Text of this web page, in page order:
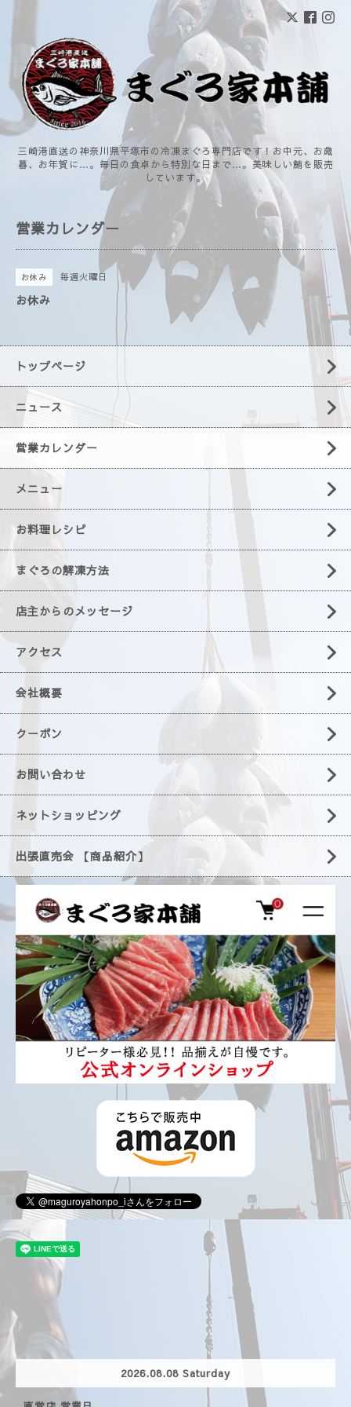
三崎港直送の神奈川県平塚市の冷凍まぐろ専門店です！お中元、お歳
暮、お年賀に…。毎日の食卓から特別な日まで…。美味しい鮪を販売
しています。
営業カレンダー
お休み 毎週火曜日
お休み
トップページ
ニュース
営業カレンダー
メニュー
お料理レシピ
まぐろの解凍方法
店主からのメッセージ
アクセス
会社概要
クーポン
お問い合わせ
ネットショッピング
出張直売会 【商品紹介】
2026.08.08 Saturday